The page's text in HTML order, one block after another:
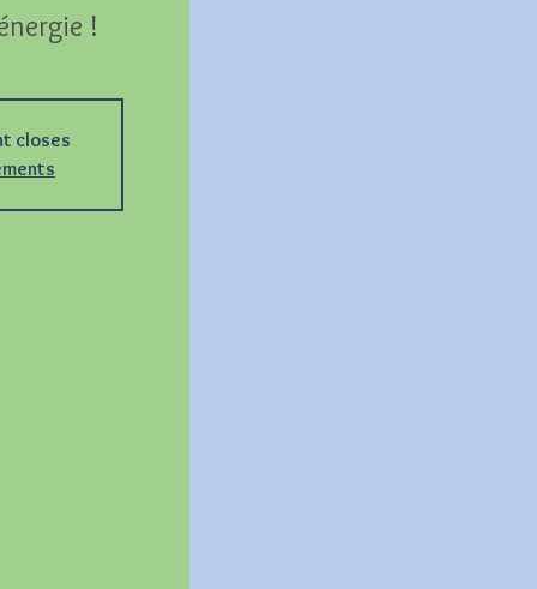
!
closes